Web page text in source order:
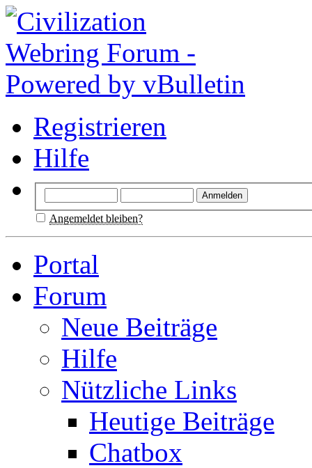
Registrieren
Hilfe
Angemeldet bleiben?
Portal
Forum
Neue Beiträge
Hilfe
Nützliche Links
Heutige Beiträge
Chatbox